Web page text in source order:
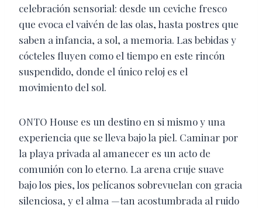
celebración sensorial: desde un ceviche fresco
que evoca el vaivén de las olas, hasta postres que
saben a infancia, a sol, a memoria. Las bebidas y
cócteles fluyen como el tiempo en este rincón
suspendido, donde el único reloj es el
movimiento del sol.
ONTO House es un destino en si mismo y una
experiencia que se lleva bajo la piel. Caminar por
la playa privada al amanecer es un acto de
comunión con lo eterno. La arena cruje suave
bajo los pies, los pelícanos sobrevuelan con gracia
silenciosa, y el alma —tan acostumbrada al ruido